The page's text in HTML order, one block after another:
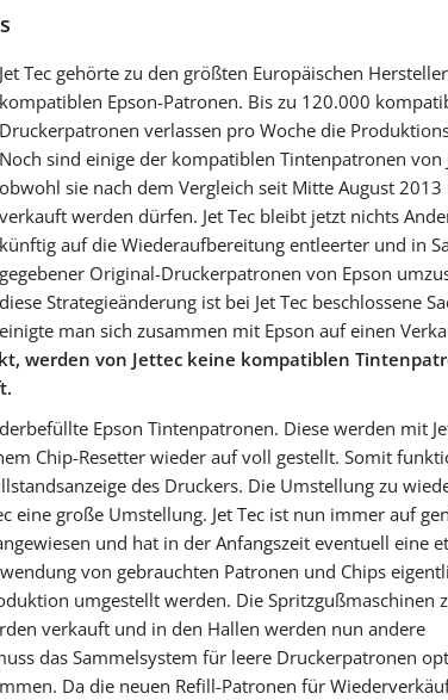
Jet Tec gehörte zu den größten Europäischen
kompatiblen Epson-Patronen. Bis zu 120.000
Druckerpatronen verlassen pro Woche die
Noch sind einige der kompatiblen Tintenpatronen von
obwohl sie nach dem Vergleich seit Mitte August
verkauft werden dürfen. Jet Tec bleibt jetzt nichts
künftig auf die Wiederaufbereitung entleerter und in
gegebener Original-Druckerpatronen von Epson
diese Strategieänderung ist bei Jet Tec beschlossene
einigte man sich zusammen mit Epson auf einen
werden von Jettec keine kompatiblen
Epson Tintenpatronen. Diese werden mit
Chip-Resetter wieder auf voll gestellt. Somit
des Druckers. Die Umstellung zu
eine große Umstellung. Jet Tec ist nun immer auf
und hat in der Anfangszeit eventuell eine
von gebrauchten Patronen und Chips
umgestellt werden. Die Spritzgußmaschinen
verkauft und in den Hallen werden nun andere
das Sammelsystem für leere Druckerpatronen
Da die neuen Refill-Patronen für